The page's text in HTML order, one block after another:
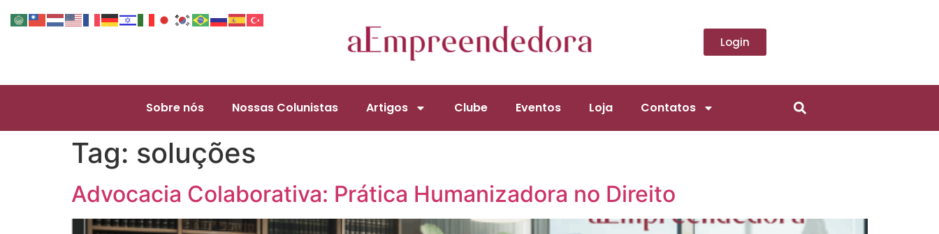
Login
Sobre nós Nossas Colunistas Artigos Clube Eventos Loja Contatos
Tag: soluções
Advocacia Colaborativa: Prática Humanizadora no Direito